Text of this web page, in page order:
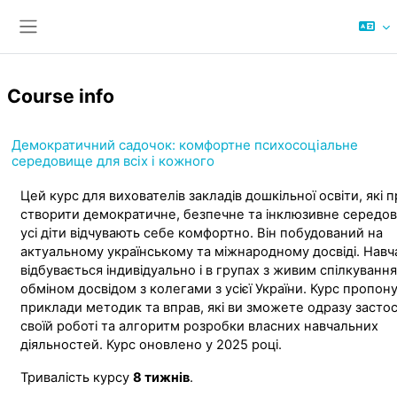
Course info
Демократичний садочок: комфортне психосоціальне
середовище для всіх і кожного
Цей курс для вихователів закладів дошкільної освіти, які
створити демократичне, безпечне та інклюзивне
усі діти відчувають себе комфортно. Він побудований на
актуальному українському та міжнародному досвіді.
відбувається індивідуально і в групах з живим
обміном досвідом з колегами з усієї України. Курс
приклади методик та вправ, які ви зможете одразу
своїй роботі та алгоритм розробки власних навчальних
діяльностей. Курс оновлено у 2025 році.
Тривалість курсу 8 тижнів.